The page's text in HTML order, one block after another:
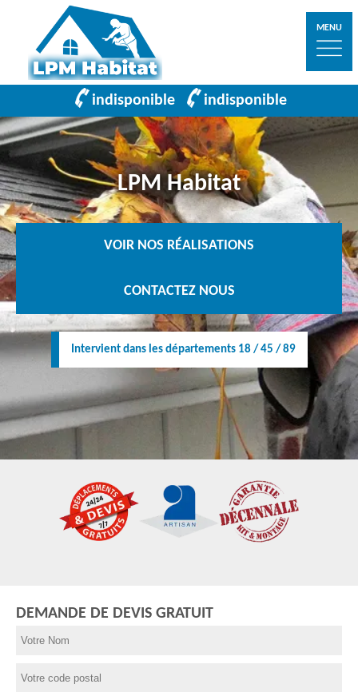
MENU
indisponible indisponible
LPM Habitat
VOIR NOS RÉALISATIONS
CONTACTEZ NOUS
Intervient dans les départements 18 / 45 / 89
DEMANDE DE DEVIS GRATUIT